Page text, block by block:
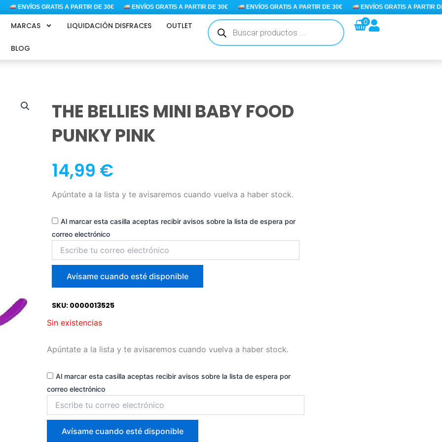
ENVÍOS GRATIS A PARTIR DE 30€ ENVÍOS GRATIS A PARTIR DE 30€ ENVÍOS GRATIS A PARTIR DE 30€ ENVÍOS GRATIS A PARTIR DE
MARCAS LIQUIDACIÓN DISFRACES OUTLET
BLOG
Búsqueda
de
productos
0
THE BELLIES MINI BABY FOOD
PUNKY PINK
14,99 €
Apúntate a la lista y te avisaremos cuando vuelva a haber stock.
Al marcar esta casilla aceptas recibir avisos sobre la lista de espera por
correo electrónico
correo
la
de
Avísame cuando esté disponible
SKU: 0000013525
Sin existencias
Apúntate a la lista y te avisaremos cuando vuelva a haber stock.
Al marcar esta casilla aceptas recibir avisos sobre la lista de espera por
correo electrónico
correo
Avísame cuando esté disponible